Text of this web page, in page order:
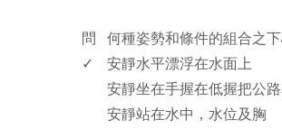
問
何種姿勢和條件的組合之
✓
安靜水平漂浮在水面上
安靜坐在手握在低握把公
安靜站在水中，水位及胸